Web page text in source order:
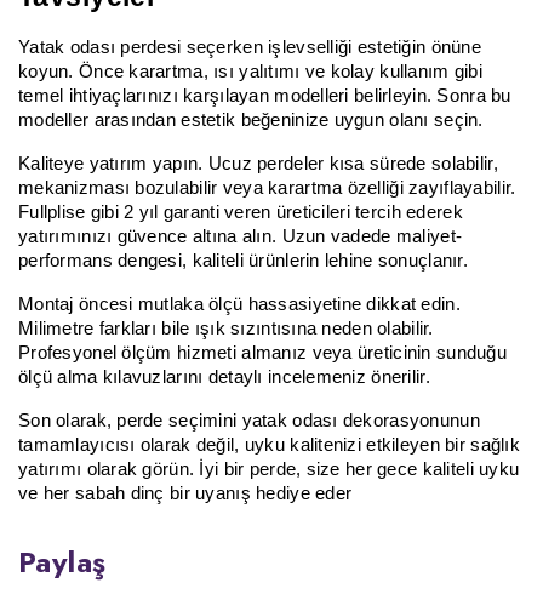
Yatak odası perdesi seçerken işlevselliği estetiğin önüne
koyun. Önce karartma, ısı yalıtımı ve kolay kullanım gibi
temel ihtiyaçlarınızı karşılayan modelleri belirleyin. Sonra bu
modeller arasından estetik beğeninize uygun olanı seçin.
Kaliteye yatırım yapın. Ucuz perdeler kısa sürede solabilir,
mekanizması bozulabilir veya karartma özelliği zayıflayabilir.
Fullplise gibi 2 yıl garanti veren üreticileri tercih ederek
yatırımınızı güvence altına alın. Uzun vadede maliyet-
performans dengesi, kaliteli ürünlerin lehine sonuçlanır.
Montaj öncesi mutlaka ölçü hassasiyetine dikkat edin.
Milimetre farkları bile ışık sızıntısına neden olabilir.
Profesyonel ölçüm hizmeti almanız veya üreticinin sunduğu
ölçü alma kılavuzlarını detaylı incelemeniz önerilir.
Son olarak, perde seçimini yatak odası dekorasyonunun
tamamlayıcısı olarak değil, uyku kalitenizi etkileyen bir sağlık
yatırımı olarak görün. İyi bir perde, size her gece kaliteli uyku
ve her sabah dinç bir uyanış hediye eder
Paylaş